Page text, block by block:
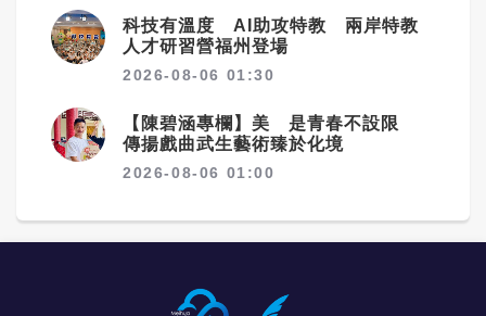
科技有溫度 AI助攻特教 兩岸特教
人才研習營福州登場
2026-08-06 01:30
【陳碧涵專欄】美 是青春不設限
傳揚戲曲武生藝術臻於化境
2026-08-06 01:00